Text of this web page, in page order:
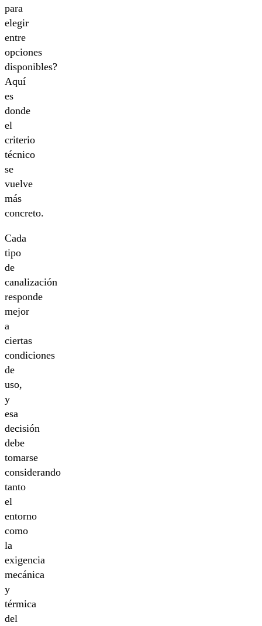
para
elegir
entre
opciones
disponibles?
Aquí
es
donde
el
criterio
técnico
se
vuelve
más
concreto.
Cada
tipo
de
canalización
responde
mejor
a
ciertas
condiciones
de
uso,
y
esa
decisión
debe
tomarse
considerando
tanto
el
entorno
como
la
exigencia
mecánica
y
térmica
del